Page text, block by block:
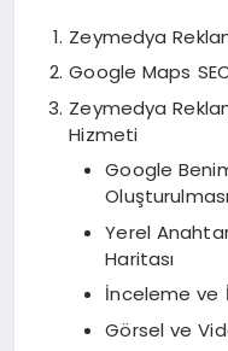
Zeymedya
Google Maps
Zeymedya
Hizmeti
Google
Oluşturulması
Yerel
Haritası
İnceleme ve
Görsel ve